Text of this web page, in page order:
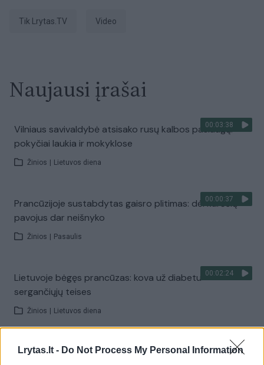
Lrytas.lt - Do Not Process My Personal Information
tik Lrytas.TV Video
Naujausi įrašai
00:03:38
Vilniaus savivaldybė atsisako rusų kalbos paslaugų:
pokyčiai laukia ir mokyklose
Žinios Lietuvos diena
00:00:37
Prancūzijoje sustabdytas gaisro plitimas: dėl karščių
pavojus dar neišnyko
Žinios Pasaulis
00:02:24
Lietuvoje bėgęs prancūzas: kova už diabetu
sergančiųjų teises
Žinios Lietuvos diena
00:01:00
Ispanija mėnesiui įvedė sienų kontrolę iš Italijos: